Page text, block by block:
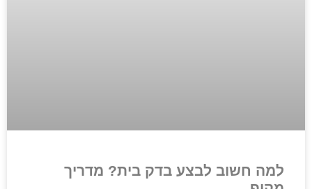
למה חשוב לבצע בדק בית? מדריך